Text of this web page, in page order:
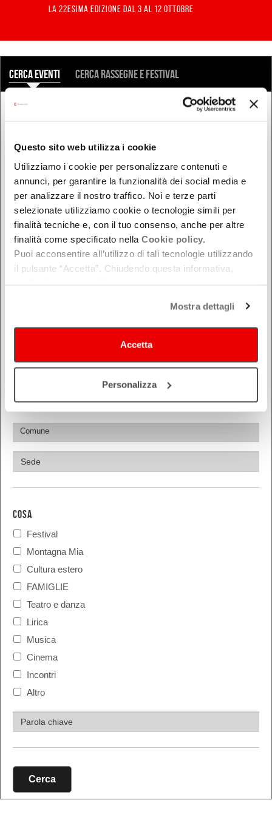
Questo sito web utilizza i cookie
Utilizziamo i cookie per personalizzare contenuti e
annunci, per garantire la funzionalità dei social media e
per analizzare il nostro traffico. Noi e terze parti
selezionate utilizziamo cookie o tecnologie simili per
finalità tecniche e, con il tuo consenso, anche per altre
finalità come specificato nella Cookie policy.
Puoi acconsentire all’utilizzo di tali tecnologie utilizzando
il pulsante “Accetta”. Chiudendo questa informativa,
Mostra dettagli
Accetta
Personalizza
LA 22ESIMA EDIZIONE DAL 3 AL 12 OTTOBRE
COSA
Cerca eventi Cerca rassegne e festival
Nel week-end
dal - al
DOVE
Bologna
Ravenna
COSA
Festival
Montagna Mia
Cultura estero
FAMIGLIE
Teatro e danza
Lirica
Musica
Cinema
Incontri
Altro
Cerca